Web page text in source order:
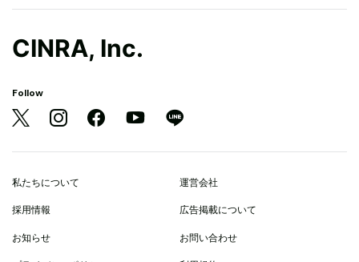
CINRA, Inc.
Follow
私たちについて 運営会社
採用情報 広告掲載について
お知らせ お問い合わせ